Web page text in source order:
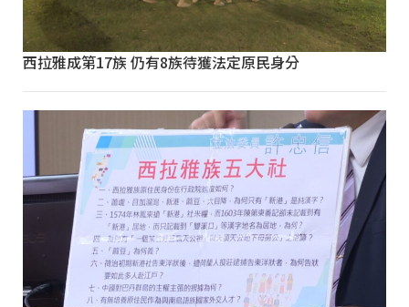
西拉雅成第17族 仍有8族待獲法定原民身分